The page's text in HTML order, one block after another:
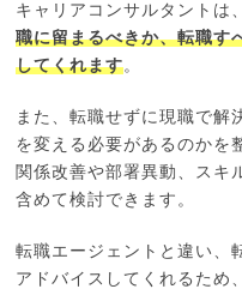
キャリアコンサルタントは、
職に留まるべきか、転職す
してくれます。
また、転職せずに現職で解
を変える必要があるのかを
関係改善や部署異動、スキ
含めて検討できます。
転職エージェントと違い、
アドバイスしてくれるため